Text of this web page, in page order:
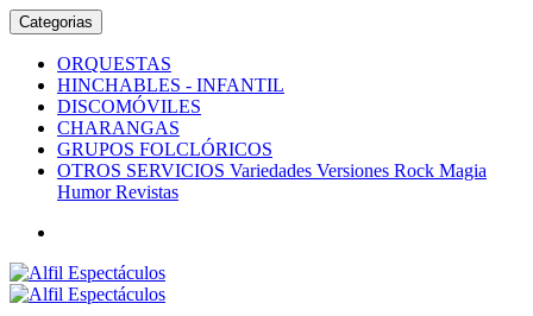
Categorias
ORQUESTAS
HINCHABLES - INFANTIL
DISCOMÓVILES
CHARANGAS
GRUPOS FOLCLÓRICOS
OTROS SERVICIOS Variedades Versiones Rock Magia
Humor Revistas